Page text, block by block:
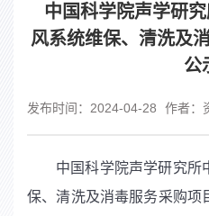
中国科学院声学研
风系统维保、清洗及
公
发布时间：2024-04-28 作者：
中国科学院声学研究所
保、清洗及消毒服务采购项